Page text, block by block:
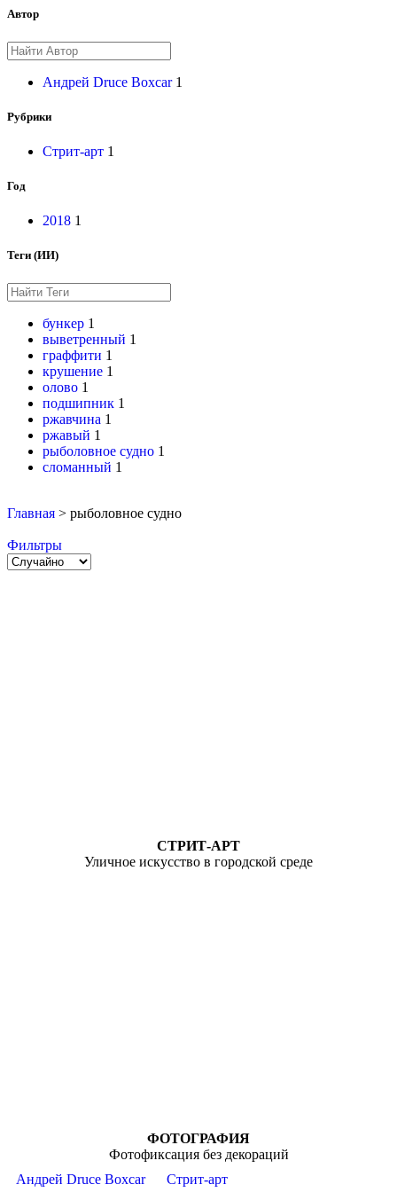
Автор
Андрей Druce Boxcar 1
Рубрики
Стрит-арт 1
Год
2018 1
Теги (ИИ)
бункер 1
выветренный 1
граффити 1
крушение 1
олово 1
подшипник 1
ржавчина 1
ржавый 1
рыболовное судно 1
сломанный 1
Главная > рыболовное судно
Фильтры
СТРИТ-АРТ
Уличное искусство в городской среде
ФОТОГРАФИЯ
Фотофиксация без декораций
Андрей Druce Boxcar
Стрит-арт